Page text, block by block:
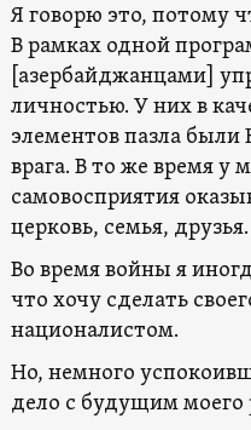
Я говорю это, потому
В рамках одной
[азербайджанцами]
личностью. У них в
элементов пазла были
врага. В то же время у
самовосприятия
церковь, семья, друзья.
Во время войны я
что хочу сделать
националистом.
Но, немного
дело с будущим моего